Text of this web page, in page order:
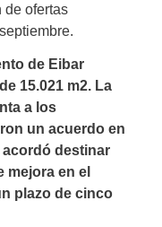
de ofertas
de Eibar
15.021 m2. La
a los
un acuerdo en
acordó destinar
mejora en el
plazo de cinco